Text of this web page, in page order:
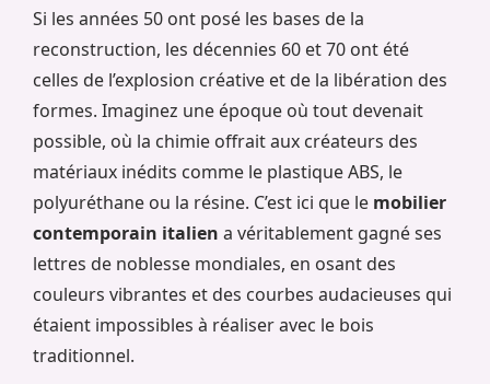
Si les années 50 ont posé les bases de la
reconstruction, les décennies 60 et 70 ont été
celles de l’explosion créative et de la libération des
formes. Imaginez une époque où tout devenait
possible, où la chimie offrait aux créateurs des
matériaux inédits comme le plastique ABS, le
polyuréthane ou la résine. C’est ici que le mobilier
contemporain italien a véritablement gagné ses
lettres de noblesse mondiales, en osant des
couleurs vibrantes et des courbes audacieuses qui
étaient impossibles à réaliser avec le bois
traditionnel.